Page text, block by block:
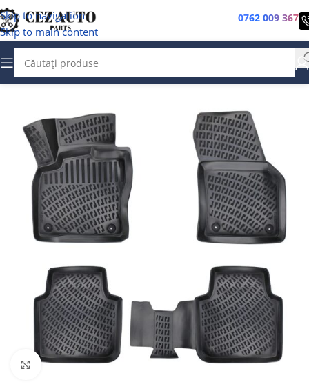
Skip to navigation
Skip to main content
0762 009 367
Faceți clic pentru a mări